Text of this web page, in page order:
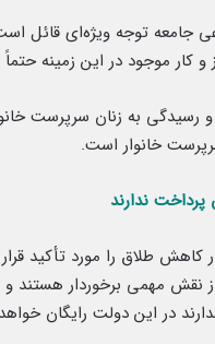
جامعه توجه ویژه‌ای قائل
موجود در این زمینه حتماً
به زنان سرپرست
خانوار است.
ندارند
طلاق را مورد تأکید
نقش مهمی برخوردار هستند و
در این دولت رایگان